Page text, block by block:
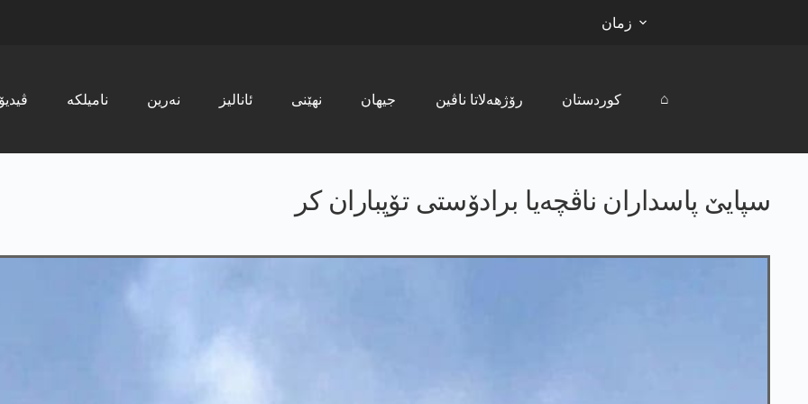
زمان
ڤیدیۆ نامیلکە نەرین ئانالیز نھێنی جیھان رۆژھەلاتا ناڤین کوردستان ⌂
سپایێ پاسداران ناڤچه‌یا برادۆستی تۆپباران كر